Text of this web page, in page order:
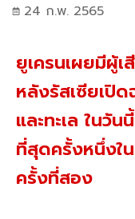
24 ก.พ. 2565
ยูเครนเผยมีผู้
หลังรัสเซียเปิ
และทะเล ในวั
ที่สุดครั้งหนึ่งใ
ครั้งที่สอง